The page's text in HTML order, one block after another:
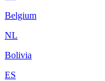
Belgium
NL
Bolivia
ES